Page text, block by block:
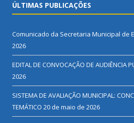
ÚLTIMAS PUBLICAÇÕES
Comunicado da Secretaria Municipal de
2026
EDITAL DE CONVOCAÇÃO DE AUDIÊNCIA
2026
SISTEMA DE AVALIAÇÃO MUNICIPAL:
TEMÁTICO 20 de maio de 2026